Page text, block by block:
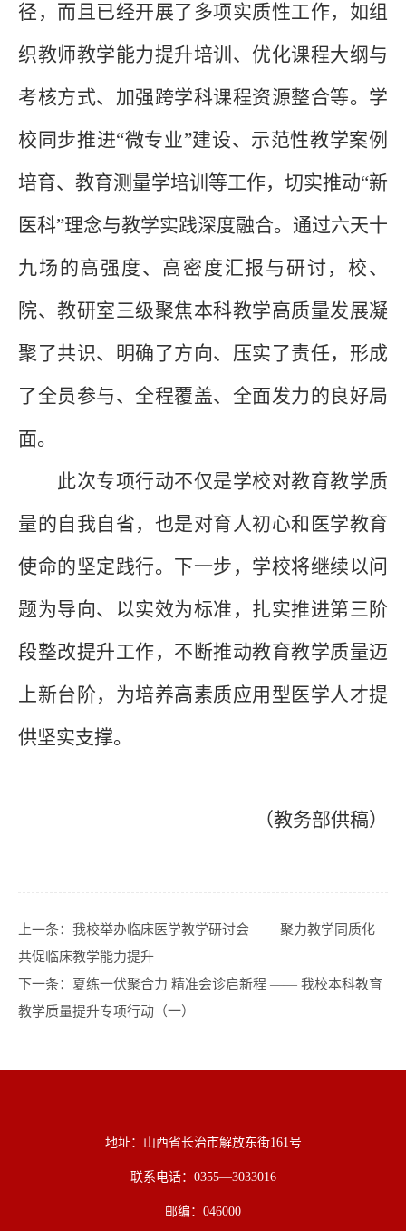
径， 而且已经开展了多项实质性工作，如组
织教师教学能力提升培训、优化课程大纲与
考核方式、加强跨学科课程资源整合等。学
校同步推进“微专业”建设、 示范性教学案例
培育、教育测量学培训 等工作， 切实推动“新
医科”理念与教学实践深度融合。通过六天十
九场的高强度、高密度汇报与研讨，校、
院、教研室三级聚焦本科教学高质量发展凝
聚了共识、明确了方向、压实了责任， 形成
了全员参与、全程覆盖、全面发力的良好局
面。
此次专项行动不仅是学校对教育教学质
量的自我自省，也是对育人初心和医学教育
使命的坚定践行。下一步，学校将继续以问
题为导向、以实效为标准， 扎实推进第三阶
段整改提升工作，不断推动教育教学质量迈
上新台阶，为培养高素质应用型医学人才提
供坚实支撑。
（教务部供稿）
上一条： 我校举办临床医学教学研讨会 ——聚力教学同质化
共促临床教学能力提升
下一条： 夏练一伏聚合力 精准会诊启新程 —— 我校本科教育
教学质量提升专项行动（一）
地址：山西省长治市解放东街161号
联系电话：0355—3033016
邮编：046000